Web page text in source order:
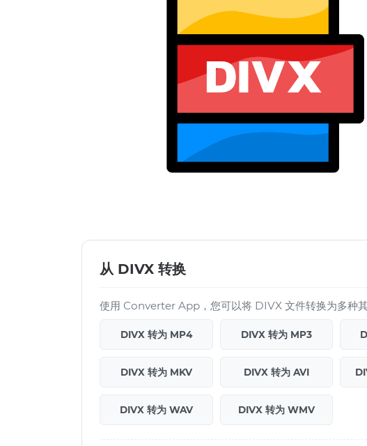
从 DIVX 转换
使用 Converter App，您可以将 DIVX 文件转换为多种其
DIVX 转为 MP4 DIVX 转为 MP3
DIVX 转为 MKV DIVX 转为 AVI
DIVX 转为 WAV DIVX 转为 WMV